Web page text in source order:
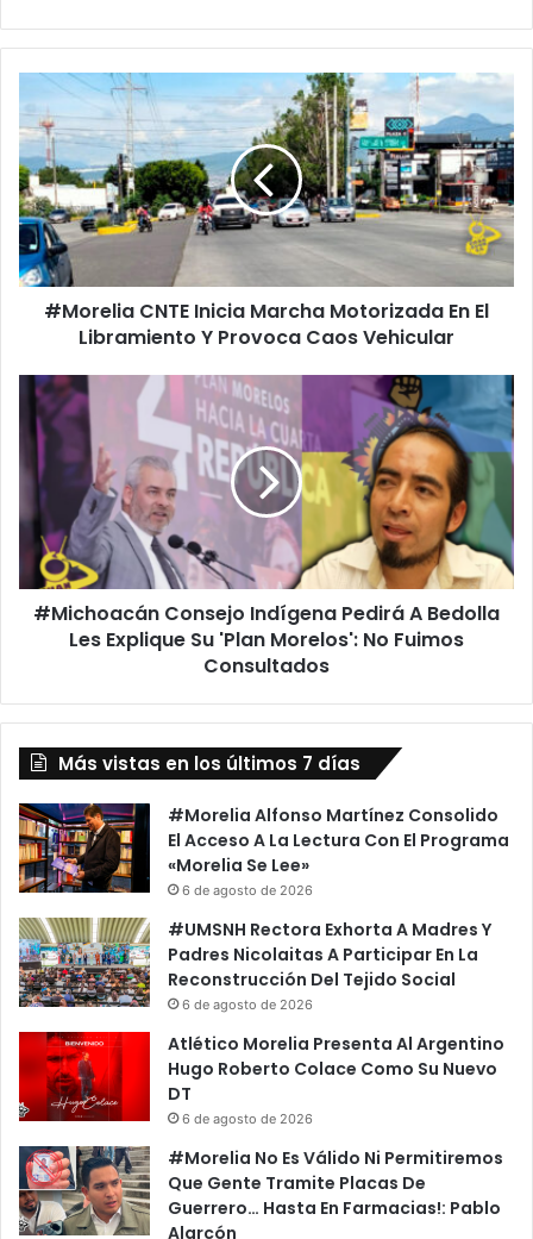
#Morelia
CNTE
Inicia
Marcha
Motorizada
En
El
Libramiento
Y
Provoca
#Morelia CNTE Inicia Marcha Motorizada En El
Libramiento Y Provoca Caos Vehicular
#Michoacán
Consejo
Indígena
Pedirá
Bedolla
Les
Explique
Su
'Plan
Morelos':
Consultados
#Michoacán Consejo Indígena Pedirá A Bedolla
Les Explique Su 'Plan Morelos': No Fuimos
Consultados
Más vistas en los últimos 7 días
#Morelia Alfonso Martínez Consolido
El Acceso A La Lectura Con El Programa
«Morelia Se Lee»
6 de agosto de 2026
#UMSNH Rectora Exhorta A Madres Y
Padres Nicolaitas A Participar En La
Reconstrucción Del Tejido Social
6 de agosto de 2026
Atlético Morelia Presenta Al Argentino
Hugo Roberto Colace Como Su Nuevo
DT
6 de agosto de 2026
#Morelia No Es Válido Ni Permitiremos
Que Gente Tramite Placas De
Guerrero… Hasta En Farmacias!: Pablo
Alarcón